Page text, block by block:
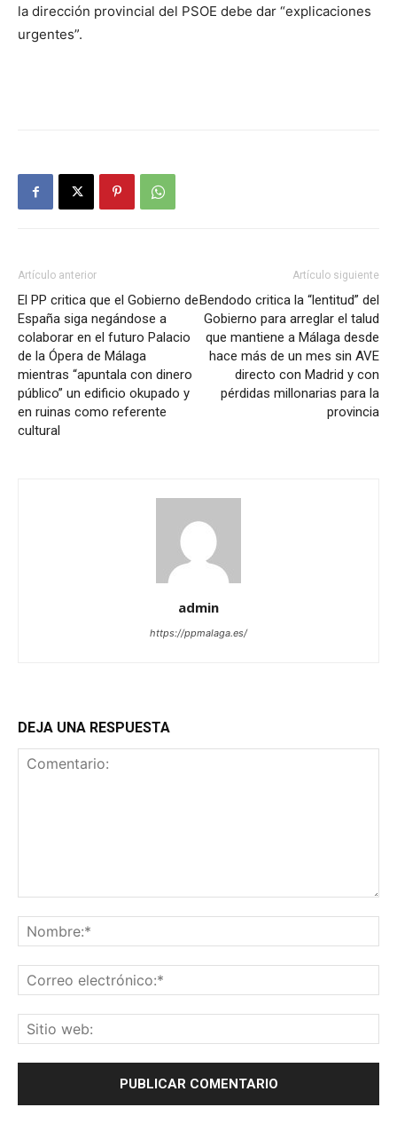
la dirección provincial del PSOE debe dar “explicaciones
urgentes”.
Artículo anterior
El PP critica que el Gobierno de
España siga negándose a
colaborar en el futuro Palacio
de la Ópera de Málaga
mientras “apuntala con dinero
público” un edificio okupado y
en ruinas como referente
cultural
Artículo siguiente
Bendodo critica la “lentitud” del
Gobierno para arreglar el talud
que mantiene a Málaga desde
hace más de un mes sin AVE
directo con Madrid y con
pérdidas millonarias para la
provincia
admin
https://ppmalaga.es/
DEJA UNA RESPUESTA